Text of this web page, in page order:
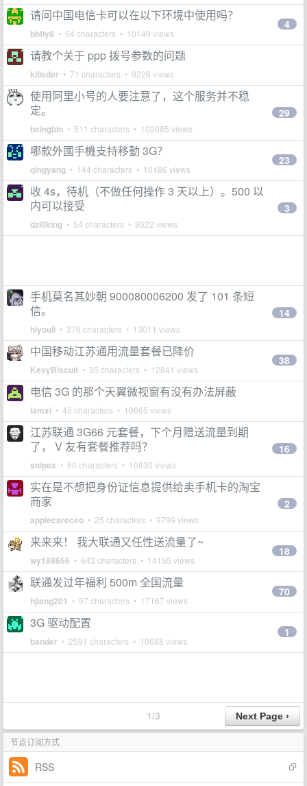
请问中国电信卡可以在以下环境中使用吗？
bbfly8 • 54 characters • 10149 views
4
请教个关于 ppp 拨号参数的问题
killeder • 71 characters • 9226 views
使用阿里小号的人要注意了，这个服务并不稳
定。
beingbin • 511 characters • 102085 views
29
哪款外國手機支持移動 3G？
qingyang • 144 characters • 10486 views
23
收 4s，待机（不做任何操作 3 天以上）。500 以
内可以接受
dzl0king • 54 characters • 9622 views
3
手机莫名其妙朝 900080006200 发了 101 条短
信。
hiyouli • 376 characters • 13011 views
14
中国移动江苏通用流量套餐已降价
KexyBiscuit • 35 characters • 12841 views
38
电信 3G 的那个天翼微视窗有没有办法屏蔽
iamxi • 45 characters • 10665 views
江苏联通 3G66 元套餐，下个月赠送流量到期
了， V 友有套餐推荐吗？
snipes • 60 characters • 10830 views
16
实在是不想把身份证信息提供给卖手机卡的淘宝
商家
applecareceo • 25 characters • 9799 views
2
来来来！ 我大联通又任性送流量了~
wy198656 • 643 characters • 14155 views
18
联通发过年福利 500m 全国流量
hjiang201 • 97 characters • 17167 views
70
3G 驱动配置
bander • 2591 characters • 10688 views
1
1/3
节点订阅方式
RSS